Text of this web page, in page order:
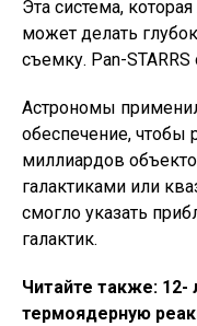
Эта система,
может делать
съемку. Pan-
Астрономы
обеспечение, чтобы
миллиардов
галактиками или
смогло указать
галактик.
Читайте также: 12-
термоядерную